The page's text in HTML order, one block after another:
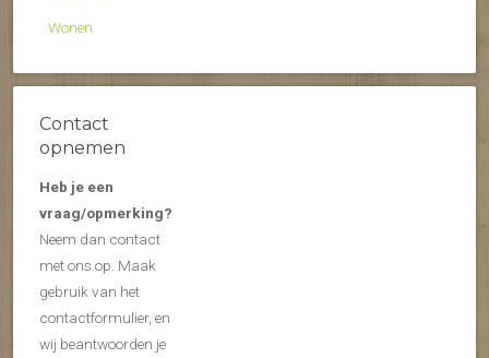
Wonen
Contact
opnemen
Heb je een
vraag/opmerking?
Neem dan contact
met ons op. Maak
gebruik van het
contactformulier, en
wij beantwoorden je